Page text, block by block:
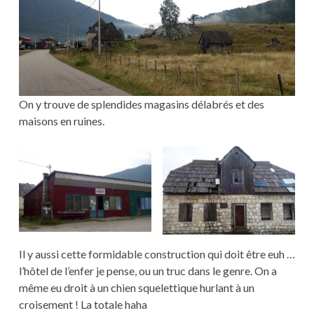
On y trouve de splendides magasins délabrés et des
maisons en ruines.
Il y aussi cette formidable construction qui doit être euh …
l’hôtel de l’enfer je pense, ou un truc dans le genre. On a
même eu droit à un chien squelettique hurlant à un
croisement ! La totale haha